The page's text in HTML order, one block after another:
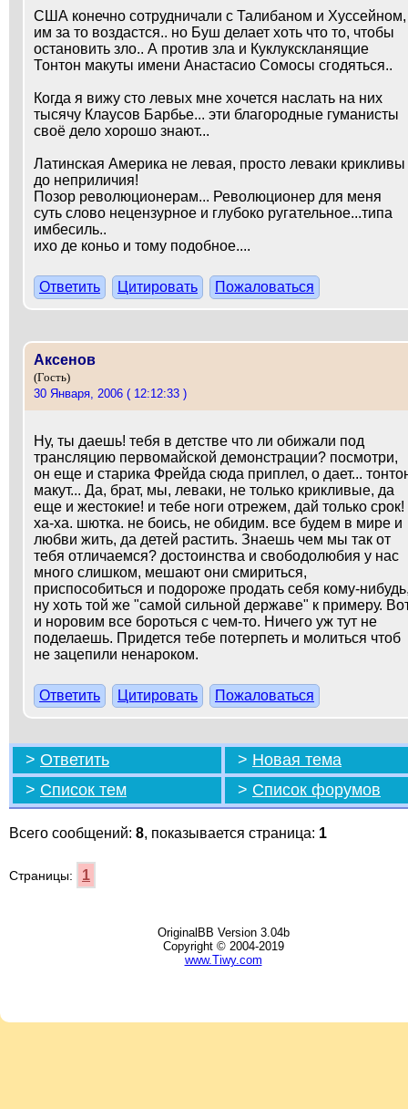
США конечно сотрудничали с Талибаном и Хуссейном,
им за то воздастся.. но Буш делает хоть что то, чтобы
остановить зло.. А против зла и Куклукскланящие
Тонтон макуты имени Анастасио Сомосы сгодяться..
Когда я вижу сто левых мне хочется наслать на них
тысячу Клаусов Барбье... эти благородные гуманисты
своё дело хорошо знают...
Латинская Америка не левая, просто леваки крикливы
до неприличия!
Позор революционерам... Революционер для меня
суть слово нецензурное и глубоко ругательное...типа
имбесиль..
ихо де коньо и тому подобное....
Ответить Цитировать Пожаловаться
Аксенов
(Гость)
30 Января, 2006 ( 12:12:33 )
Ну, ты даешь! тебя в детстве что ли обижали под
трансляцию первомайской демонстрации? посмотри,
он еще и старика Фрейда сюда приплел, о дает...
макут... Да, брат, мы, леваки, не только крикливые, да
еще и жестокие! и тебе ноги отрежем, дай только срок!
ха-ха. шютка. не боись, не обидим. все будем в мире и
любви жить, да детей растить. Знаешь чем мы так от
тебя отличаемся? достоинства и свободолюбия у нас
много слишком, мешают они смириться,
приспособиться и подороже продать себя кому-
ну хоть той же "самой сильной державе" к примеру.
и норовим все бороться с чем-то. Ничего уж тут не
поделаешь. Придется тебе потерпеть и молиться чтоб
не зацепили ненароком.
Ответить Цитировать Пожаловаться
> Ответить > Новая тема
> Список тем > Список форумов
Всего сообщений: 8, показывается страница: 1
Страницы: 1
OriginalBB Version 3.04b
Copyright © 2004-2019
www.Tiwy.com